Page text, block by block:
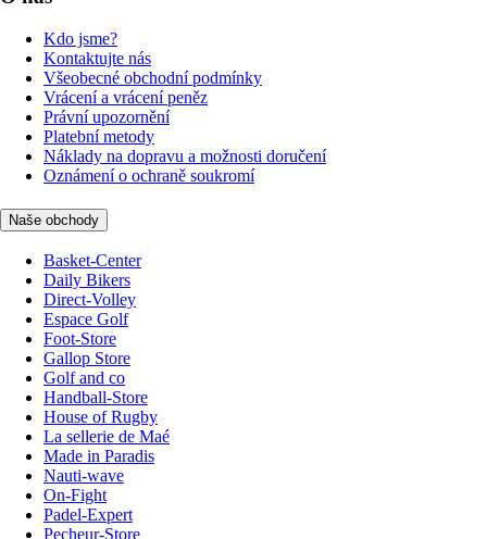
Kdo jsme?
Kontaktujte nás
Všeobecné obchodní podmínky
Vrácení a vrácení peněz
Právní upozornění
Platební metody
Náklady na dopravu a možnosti doručení
Oznámení o ochraně soukromí
Naše obchody
Basket-Center
Daily Bikers
Direct-Volley
Espace Golf
Foot-Store
Gallop Store
Golf and co
Handball-Store
House of Rugby
La sellerie de Maé
Made in Paradis
Nauti-wave
On-Fight
Padel-Expert
Pecheur-Store